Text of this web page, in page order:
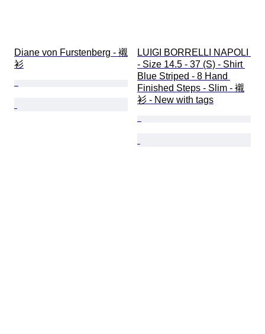
Diane von Furstenberg - 襯
衫
LUIGI BORRELLI NAPOLI
- Size 14.5 - 37 (S) - Shirt
Blue Striped - 8 Hand
Finished Steps - Slim - 襯
衫 - New with tags